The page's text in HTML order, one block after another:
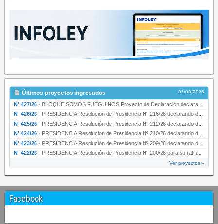
Últimos proyectos ingresados 07/08/2026
N° 427/26 · BLOQUE SOMOS FUEGUINOS Proyecto de Declaración declarando de interés provincial PRESIDENCI…
N° 426/26 · PRESIDENCIA Resolución de Presidencia N° 216/26 declarando de interés provincial la labor …
N° 425/26 · PRESIDENCIA Resolución de Presidencia N° 212/26 declarando de interés provincial el “50° A…
N° 424/26 · PRESIDENCIA Resolución de Presidencia Nº 210/26 declarando de interés provincial el proyec…
N° 423/26 · PRESIDENCIA Resolución de Presidencia Nº 209/26 declarando de interés provincial la presen…
N° 422/26 · PRESIDENCIA Resolución de Presidencia N° 200/26 para su ratificación.
Ver proyectos »
Facebook